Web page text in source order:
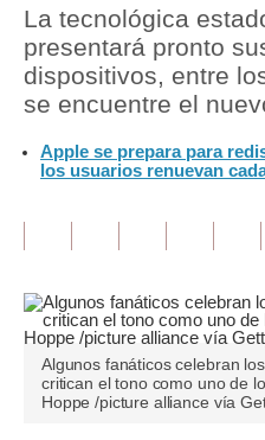
Política
Tu Dinero
Finanzas Personales
Inmobiliarias
Opinión
Editorial
Pregunta de hoy
Blogs
La tecnológica
presentará pronto
dispositivos, entre
se encuentre el
Apple se prepara para
los usuarios renuevan
Algunos fanáticos celebran
critican el tono como uno de
Hoppe /picture alliance vía